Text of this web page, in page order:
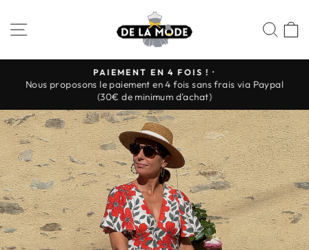
au
contenu
DE
LA
MODE
Diaporama
Pause
PAIEMENT EN 4 FOIS ! ·
Nous proposons le paiement en 4 fois sans frais via Paypal
(30€ de minimum d'achat)